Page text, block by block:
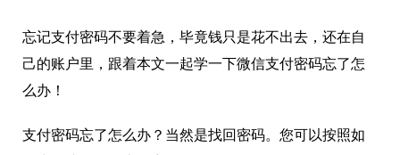
忘记支付密码不要着急，毕竟钱只是花不出去，还在自
己的账户里，跟着本文一起学一下微信支付密码忘了怎
么办！
支付密码忘了怎么办？当然是找回密码。您可以按照如